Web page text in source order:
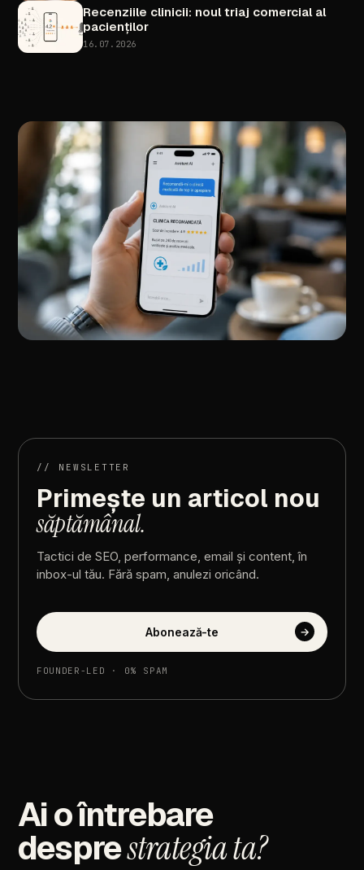
Recenziile clinicii: noul triaj comercial al
pacienților
16.07.2026
// NEWSLETTER
Primește un articol nou
săptămânal.
Tactici de SEO, performance, email și content, în
inbox-ul tău. Fără spam, anulezi oricând.
Abonează-te →
FOUNDER-LED · 0% SPAM
Aioîntrebare
desprestrategiata?